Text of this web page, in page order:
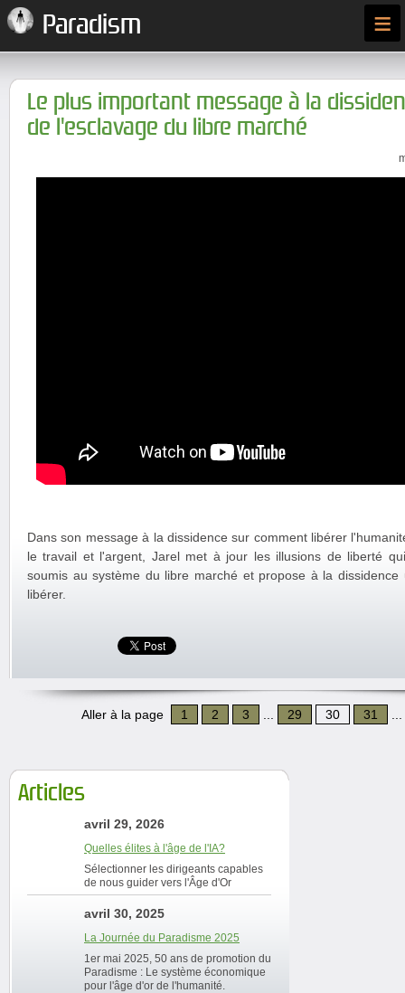
Paradism ≡
Le plus important message à la
de l'esclavage du libre marché
Dans son message à la dissidence sur comment libérer
le travail et l'argent, Jarel met à jour les illusions de liberté
soumis au système du libre marché et propose à la
libérer.
Aller à la page 1 2 3 29 30 31
Articles
avril 29, 2026
Quelles élites à l'âge de l'IA?
Sélectionner les dirigeants capables
de nous guider vers l'Âge d'Or
avril 30, 2025
La Journée du Paradisme 2025
1er mai 2025, 50 ans de promotion du
Paradisme : Le système économique
pour l'âge d'or de l'humanité.